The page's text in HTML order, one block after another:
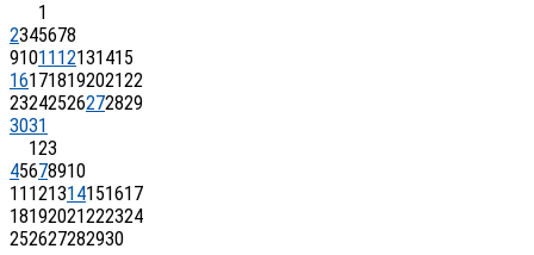
1
2345678
91011 12131415
16171819202122
23242526272829
3031
123
45678910
11 121314151617
18192021222324
252627282930